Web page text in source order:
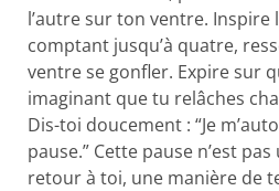
l’autre sur ton ventre. Inspire
comptant jusqu’à quatre,
ventre se gonfler. Expire sur
imaginant que tu relâches
Dis-toi doucement : “Je
pause.” Cette pause n’est
retour à toi, une manière de